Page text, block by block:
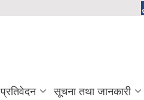
प्रतिवेदन सूचना तथा जानकारी